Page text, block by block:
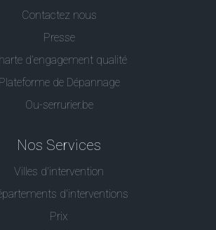
Contactez nous
Presse
d’engagement qualité
Plateforme de Dépannage
Ou-serrurier.be
Nos Services
Villes d'intervention
d'interventions
Prix